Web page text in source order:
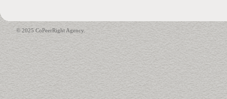
© 2025 CoPeerRight Agency.